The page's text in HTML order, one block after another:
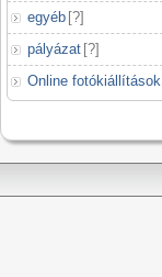
egyéb [?]
pályázat [?]
Online fotókiállítások